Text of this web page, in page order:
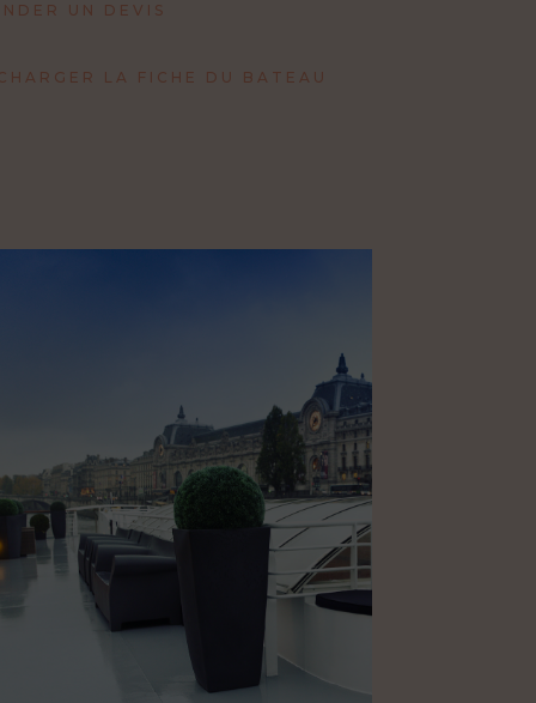
UN DEVIS
LA FICHE DU BATEAU